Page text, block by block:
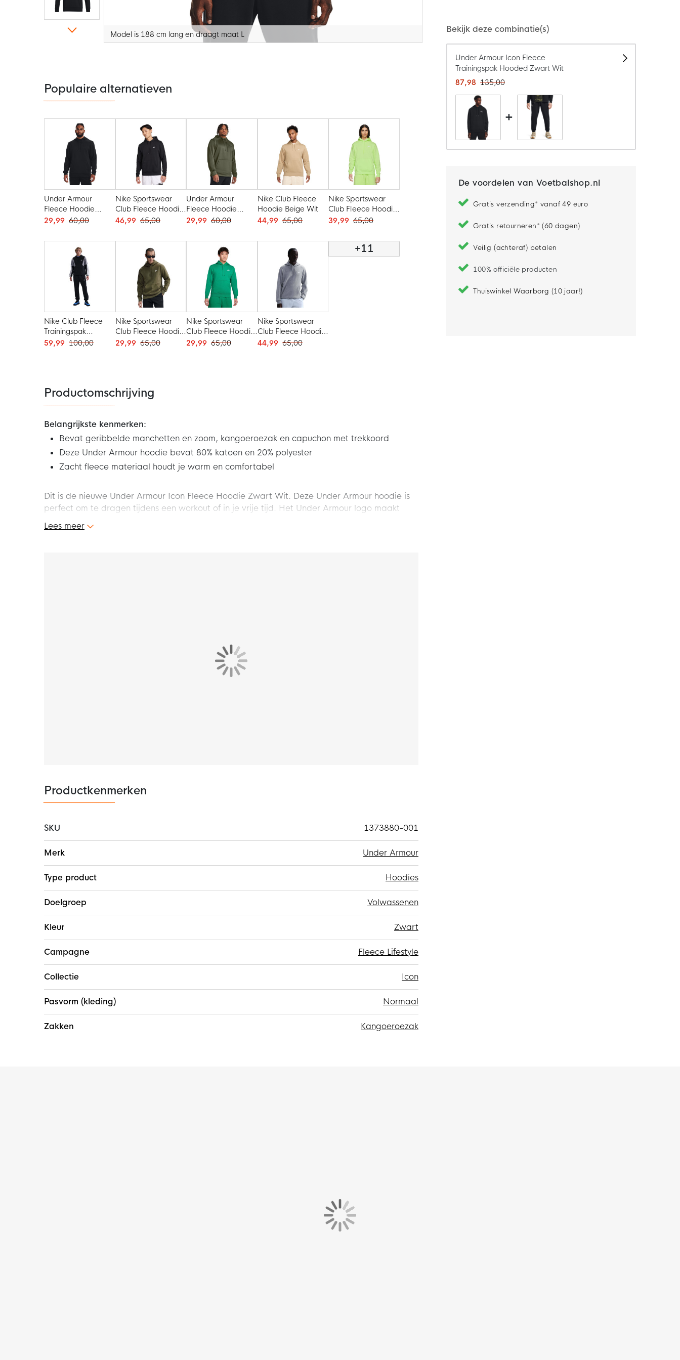
Model is 188 cm lang en draagt maat L Model is 188 cm lang en draagt maat L
de
afbeeldingen-
gallerij
Bekijk deze combinatie(s)
Under Armour Icon Fleece
Trainingspak Hooded Zwart Wit
87,98 135,00
+
De voordelen van Voetbalshop.nl
Gratis verzending* vanaf 49 euro
Gratis retourneren* (60 dagen)
Veilig (achteraf) betalen
100% officiële producten
Thuiswinkel Waarborg (10 jaar!)
Populaire alternatieven
Under Armour
Fleece Hoodie
Zwart
29,99 60,00
Nike Sportswear
Club Fleece Hoodie
Zwart Wit
46,99 65,00
Under Armour
Fleece Hoodie
Olijfgroen Zwart
29,99 60,00
Nike Club Fleece
Hoodie Beige Wit
44,99 65,00
Nike Sportswear
Club Fleece Hoodie
Lichtgroen Wit
39,99 65,00
Nike Club Fleece
Trainingspak
Hooded Zwart Grijs
59,99 100,00
Nike Sportswear
Club Fleece Hoodie
Olijfgroen Wit
29,99 65,00
Nike Sportswear
Club Fleece Hoodie
Groen Wit
29,99 65,00
Nike Sportswear
Club Fleece Hoodie
Grijs Wit
44,99 65,00
+11
Productomschrijving
Belangrijkste kenmerken:
Bevat geribbelde manchetten en zoom, kangoeroezak en capuchon met trekkoord
Deze Under Armour hoodie bevat 80% katoen en 20% polyester
Zacht fleece materiaal houdt je warm en comfortabel
Dit is de nieuwe Under Armour Icon Fleece Hoodie Zwart Wit. Deze Under Armour hoodie is
perfect om te dragen tijdens een workout of in je vrije tijd. Het Under Armour logo maakt
jouw look helemaal af. Haal alles uit je training met deze gave Under Armour hoodie!
De Under Armour hoodie is voorzien van een kangoeroezak, handig voor het opbergen van je
spullen. Met het verstelbare capuchon geniet je van extra dekking.
Lees meer
Productkenmerken
SKU
1373880-001
informatie
Merk Under Armour
Type product Hoodies
Doelgroep Volwassenen
Kleur Zwart
Campagne Fleece Lifestyle
Collectie Icon
Pasvorm (kleding) Normaal
Zakken Kangoeroezak